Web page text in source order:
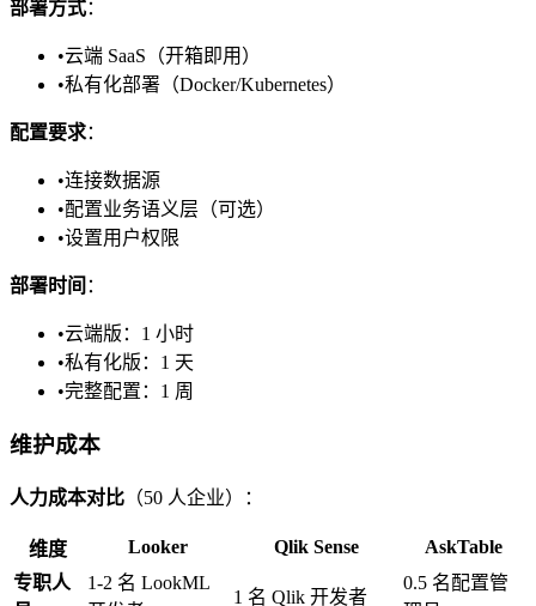
部署方式：
•云端 SaaS（开箱即用）
•私有化部署（Docker/Kubernetes）
配置要求：
•连接数据源
•配置业务语义层（可选）
•设置用户权限
部署时间 ：
•云端版：1 小时
•私有化版：1 天
•完整配置：1 周
维护成本
人力成本对比 （50 人企业）：
维度 Looker Qlik Sense
AskTable
专职人
1-2 名 LookML
1 名 Qlik 开发者
0.5 名配置管